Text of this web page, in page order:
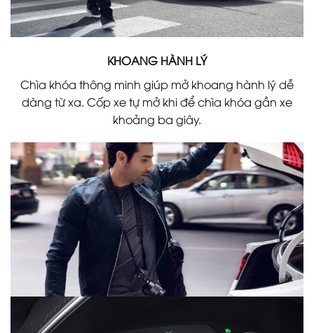
KHOANG HÀNH LÝ
Chìa khóa thông minh giúp mở khoang hành lý dễ
dàng từ xa. Cốp xe tự mở khi để chìa khóa gần xe
khoảng ba giây.